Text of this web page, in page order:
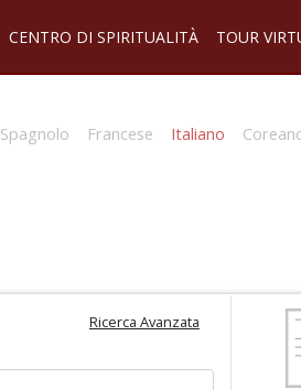
CENTRO DI SPIRITUALITÀ TOUR
Spagnolo Francese Italiano
Ricerca Avanzata